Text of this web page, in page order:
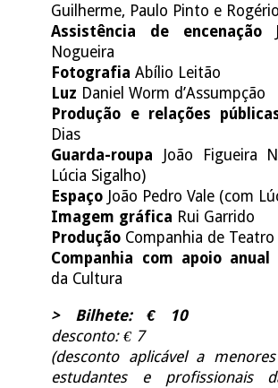
Guilherme, Paulo Pinto e
Assistência de encenação
Nogueira
FotografiaAbílio Leitão
Luz Daniel Worm d’Assumpção
Produção e relações
Dias
Guarda-roupa
João Figueira
Lúcia Sigalho)
Espaço João Pedro Vale (com
Imagem gráfica Rui Garrido
Produção Companhia de
Companhia com apoio anual
da Cultura
> Bilhete: € 10
desconto: € 7
(desconto aplicável a
estudantes e profissionais